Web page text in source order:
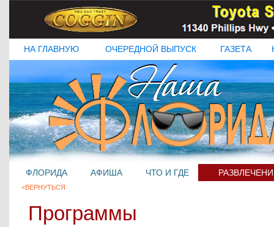
НА ГЛАВНУЮ ОЧЕРЕДНОЙ ВЫПУСК ГАЗЕТА
ФЛОРИДА АФИША ЧТО И ГДЕ
<ВЕРНУТЬСЯ
Программы